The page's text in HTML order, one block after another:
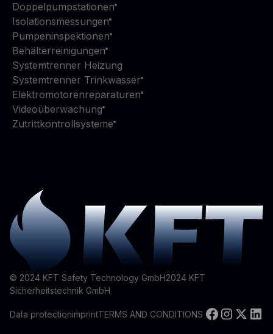
Doppelpumpstationen
Isolationsmessungen
Pumpeninspektionen
Behälterreinigungen
Systemtrenner Heizung
Systemtrenner Trinkwasser
Elektromotorenreparaturen
Videoüberwachung
Zutrittkontrollsysteme
© 2024 KFT Safety Technology GmbH2024 KFT
Sicherheitstechnik GmbH
Data protectionimprintTERMS AND CONDITIONS